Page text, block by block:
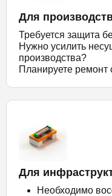
Для
Требуется защита
Нужно усилить
производства?
Планируете ремонт
Для
Необходимо